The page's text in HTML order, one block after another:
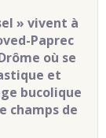
» vivent à
Paprec
où se
et
bucolique
champs de